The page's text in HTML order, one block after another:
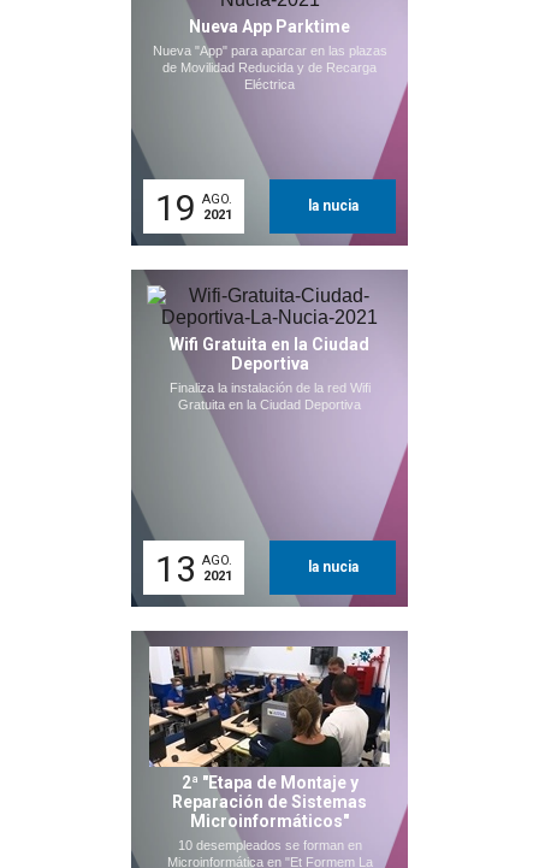
Nueva App Parktime
Nueva "App" para aparcar en las plazas
de Movilidad Reducida y de Recarga
Eléctrica
19 AGO.
2021
la nucia
Wifi Gratuita en la Ciudad
Deportiva
Finaliza la instalación de la red Wifi
Gratuita en la Ciudad Deportiva
13 AGO.
2021
la nucia
2ª "Etapa de Montaje y
Reparación de Sistemas
Microinformáticos"
10 desempleados se forman en
Microinformática en "Et Formem La